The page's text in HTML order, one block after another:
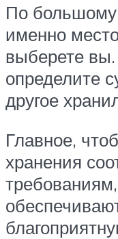
По большому
именно
выберете
определите
другое
Главное,
хранения